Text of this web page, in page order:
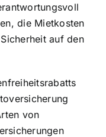
die Mietkosten
auf den
von